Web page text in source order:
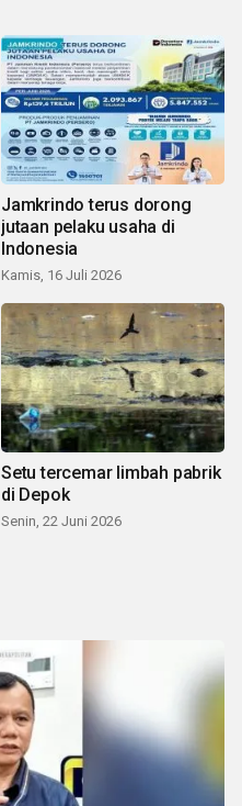
Jamkrindo terus dorong
jutaan pelaku usaha di
Indonesia
Kamis, 16 Juli 2026
Setu tercemar limbah pabrik
di Depok
Senin, 22 Juni 2026